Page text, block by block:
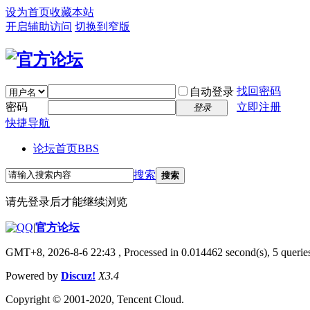
设为首页收藏本站
开启辅助访问 切换到窄版
自动登录 找回密码
密码
登录
立即注册
快捷导航
论坛首页BBS
搜索 搜索
请先登录后才能继续浏览
|官方论坛
GMT+8, 2026-8-6 22:43 , Processed in 0.014462 second(s), 5
Powered by Discuz! X3.4
Copyright © 2001-2020, Tencent Cloud.